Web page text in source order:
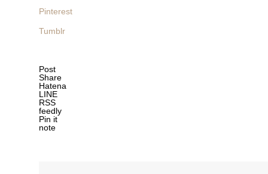
Pinterest
Tumblr
Post
Share
Hatena
LINE
RSS
feedly
Pin it
note